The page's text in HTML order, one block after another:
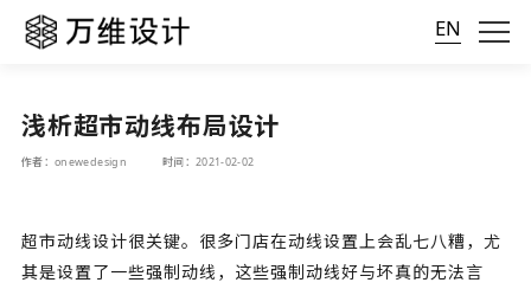
EN
浅析超市动线布局设计
作者：onewedesign 时间：2021-02-02
超市动线设计很关键。很多门店在动线设置上会乱七八糟，尤
其是设置了一些强制动线，这些强制动线好与坏真的无法言